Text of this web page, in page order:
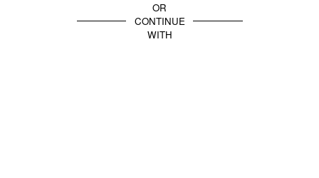
OR
CONTINUE
WITH